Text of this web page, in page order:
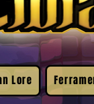
Lore